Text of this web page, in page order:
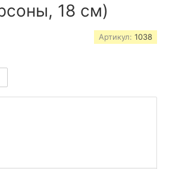
18 см)
Артикул:1038